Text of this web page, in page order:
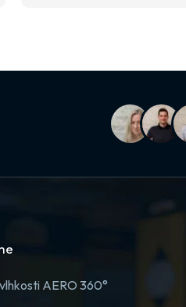
AERO 360°